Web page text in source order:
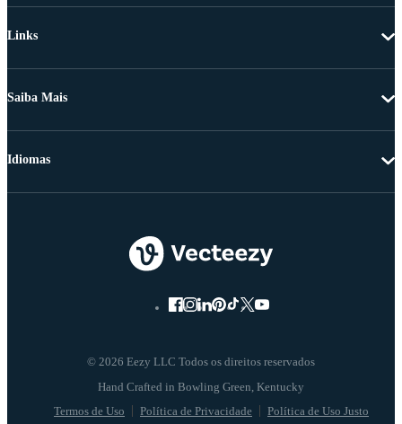
Links
Saiba Mais
© 2026 Eezy LLC Todos os direitos reservados
Termos de Uso Política de Privacidade Política de Uso Justo
Idiomas